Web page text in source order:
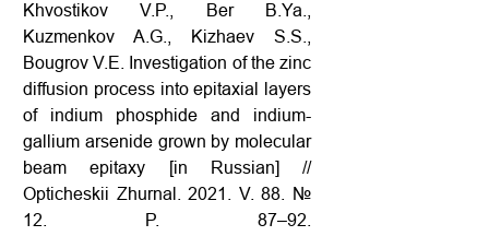
Khvostikov V.P., Ber B.Ya.,
Kuzmenkov A.G., Kizhaev S.S.,
Bougrov V.E. Investigation of the zinc
diffusion process into epitaxial layers
of indium phosphide and indium-
gallium arsenide grown by molecular
beam epitaxy [in Russian] //
Opticheskii Zhurnal. 2021. V. 88. №
12. P. 87–92.